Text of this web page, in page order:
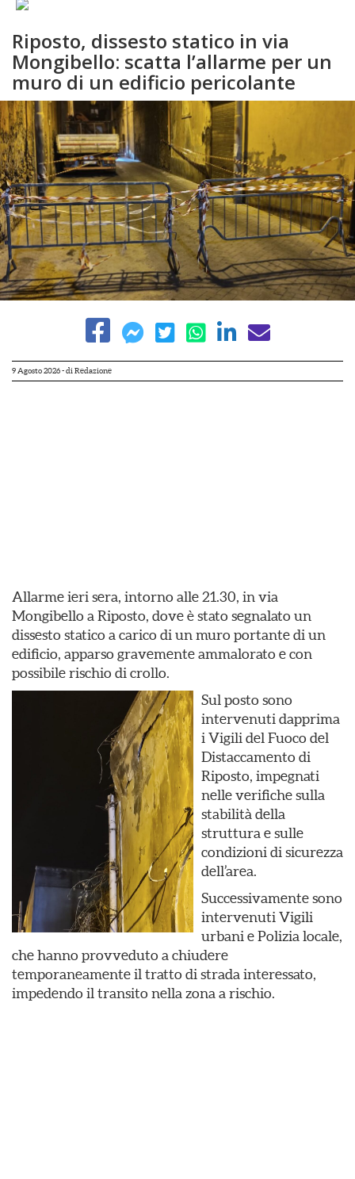
Riposto, dissesto statico in via
Mongibello: scatta l’allarme per un
muro di un edificio pericolante
9 Agosto 2026- di Redazione
Allarme ieri sera, intorno alle 21.30, in via
Mongibello a Riposto, dove è stato segnalato un
dissesto statico a carico di un muro portante di un
edificio, apparso gravemente ammalorato e con
possibile rischio di crollo.
Sul posto sono
intervenuti dapprima
i Vigili del Fuoco del
Distaccamento di
Riposto, impegnati
nelle verifiche sulla
stabilità della
struttura e sulle
condizioni di sicurezza
dell’area.
Successivamente sono
intervenuti Vigili
urbani e Polizia locale,
che hanno provveduto a chiudere
temporaneamente il tratto di strada interessato,
impedendo il transito nella zona a rischio.